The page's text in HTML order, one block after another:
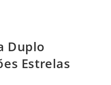
Duplo
Estrelas